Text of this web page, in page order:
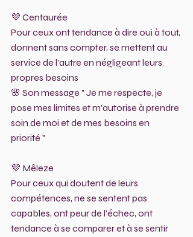
💜 Centaurée
Pour ceux ont tendance à dire oui à tout,
donnent sans compter, se mettent au
service de l'autre en négligeant leurs
propres besoins
🌸 Son message " Je me respecte, je
pose mes limites et m'autorise à prendre
soin de moi et de mes besoins en
priorité "
💜 Mêleze
Pour ceux qui doutent de leurs
compétences, ne se sentent pas
capables, ont peur de l'échec, ont
tendance à se comparer et à se sentir